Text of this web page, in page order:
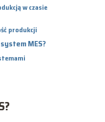
w czasie
produkcji
MES?